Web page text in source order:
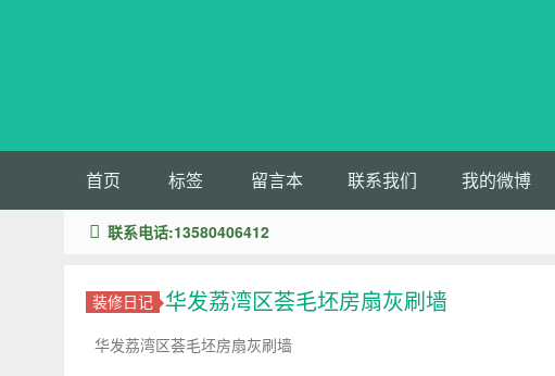
首页 标签 留言本 联系我们 我的微博
联系电话:13580406412
装修日记 华发荔湾区荟毛坯房扇灰刷墙
华发荔湾区荟毛坯房扇灰刷墙